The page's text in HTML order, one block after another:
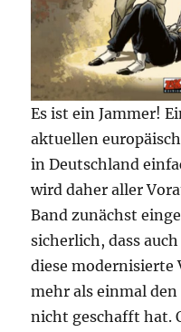
Es ist ein Jammer!
aktuellen
in Deutschland
wird daher aller
Band zunächst
sicherlich, dass
diese modernisierte
mehr als einmal
nicht geschafft hat.